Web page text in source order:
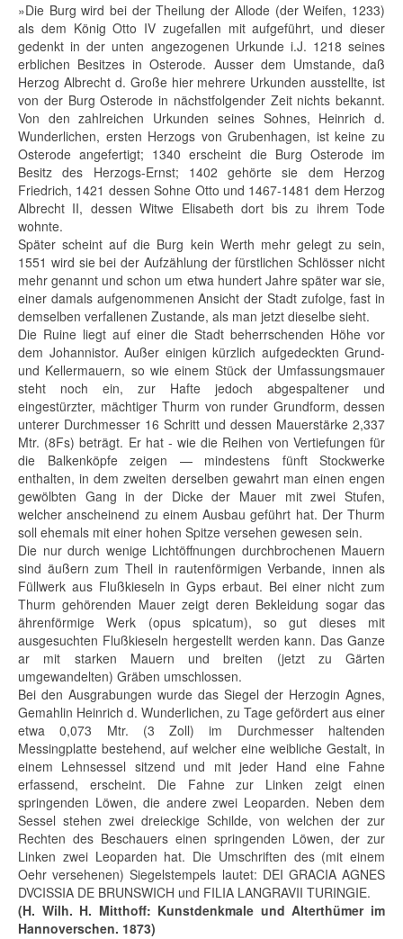
»Die Burg wird bei der Theilung der Allode (der Weifen, 1233)
als dem König Otto IV zugefallen mit aufgeführt, und dieser
gedenkt in der unten angezogenen Urkunde i.J. 1218 seines
erblichen Besitzes in Osterode. Ausser dem Umstande, daß
Herzog Albrecht d. Große hier mehrere Urkunden ausstellte, ist
von der Burg Osterode in nächstfolgender Zeit nichts bekannt.
Von den zahlreichen Urkunden seines Sohnes, Heinrich d.
Wunderlichen, ersten Herzogs von Grubenhagen, ist keine zu
Osterode angefertigt; 1340 erscheint die Burg Osterode im
Besitz des Herzogs-Ernst; 1402 gehörte sie dem Herzog
Friedrich, 1421 dessen Sohne Otto und 1467-1481 dem Herzog
Albrecht II, dessen Witwe Elisabeth dort bis zu ihrem Tode
wohnte.
Später scheint auf die Burg kein Werth mehr gelegt zu sein,
1551 wird sie bei der Aufzählung der fürstlichen Schlösser nicht
mehr genannt und schon um etwa hundert Jahre später war sie,
einer damals aufgenommenen Ansicht der Stadt zufolge, fast in
demselben verfallenen Zustande, als man jetzt dieselbe sieht.
Die Ruine liegt auf einer die Stadt beherrschenden Höhe vor
dem Johannistor. Außer einigen kürzlich aufgedeckten Grund-
und Kellermauern, so wie einem Stück der Umfassungsmauer
steht noch ein, zur Hafte jedoch abgespaltener und
eingestürzter, mächtiger Thurm von runder Grundform, dessen
unterer Durchmesser 16 Schritt und dessen Mauerstärke 2,337
Mtr. (8Fs) beträgt. Er hat - wie die Reihen von Vertiefungen für
die Balkenköpfe zeigen — mindestens fünft Stockwerke
enthalten, in dem zweiten derselben gewahrt man einen engen
gewölbten Gang in der Dicke der Mauer mit zwei Stufen,
welcher anscheinend zu einem Ausbau geführt hat. Der Thurm
soll ehemals mit einer hohen Spitze versehen gewesen sein.
Die nur durch wenige Lichtöffnungen durchbrochenen Mauern
sind äußern zum Theil in rautenförmigen Verbande, innen als
Füllwerk aus Flußkieseln in Gyps erbaut. Bei einer nicht zum
Thurm gehörenden Mauer zeigt deren Bekleidung sogar das
ährenförmige Werk (opus spicatum), so gut dieses mit
ausgesuchten Flußkieseln hergestellt werden kann. Das Ganze
ar mit starken Mauern und breiten (jetzt zu Gärten
umgewandelten) Gräben umschlossen.
Bei den Ausgrabungen wurde das Siegel der Herzogin Agnes,
Gemahlin Heinrich d. Wunderlichen, zu Tage gefördert aus einer
etwa 0,073 Mtr. (3 Zoll) im Durchmesser haltenden
Messingplatte bestehend, auf welcher eine weibliche Gestalt, in
einem Lehnsessel sitzend und mit jeder Hand eine Fahne
erfassend, erscheint. Die Fahne zur Linken zeigt einen
springenden Löwen, die andere zwei Leoparden. Neben dem
Sessel stehen zwei dreieckige Schilde, von welchen der zur
Rechten des Beschauers einen springenden Löwen, der zur
Linken zwei Leoparden hat. Die Umschriften des (mit einem
Oehr versehenen) Siegelstempels lautet: DEI GRACIA AGNES
DVCISSIA DE BRUNSWICH und FILIA LANGRAVII TURINGIE.
(H. Wilh. H. Mitthoff: Kunstdenkmale und Alterthümer im
Hannoverschen. 1873)